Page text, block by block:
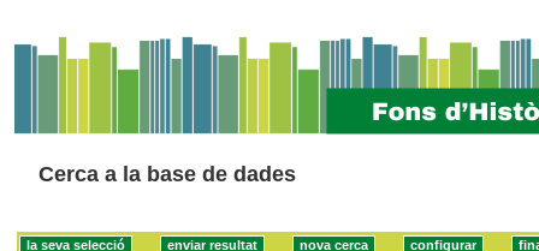
Cerca a la base de dades